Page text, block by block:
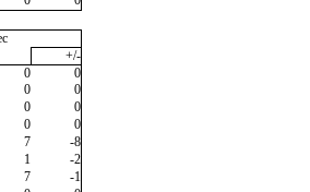
+/-
0
0
0
0
0
0
0
0
7
-8
1
-2
7
-1